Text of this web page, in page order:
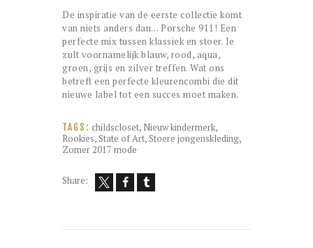
De inspiratie van de eerste collectie komt
van niets anders dan… Porsche 911! Een
perfecte mix tussen klassiek en stoer. Je
zult voornamelijk blauw, rood, aqua,
groen, grijs en zilver treffen. Wat ons
betreft een perfecte kleurencombi die dit
nieuwe label tot een succes moet maken.
TAGS: childscloset, Nieuw kindermerk,
Rookies,State of Art,Stoere jongenskleding,
Zomer 2017 mode
Share: